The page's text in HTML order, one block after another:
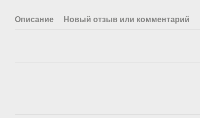
Описание Новый отзыв или комментарий